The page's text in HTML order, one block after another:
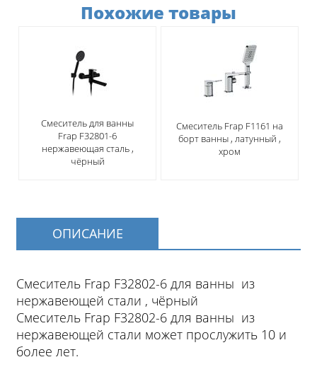
Похожие товары
Смеситель для ванны
Frap F32801-6
нержавеющая сталь ,
чёрный
Смеситель Frap F1161 на
борт ванны , латунный ,
хром
ОПИСАНИЕ
Смеситель Frap F32802-6 для ванны из
нержавеющей стали , чёрный
Смеситель Frap F32802-6 для ванны из
нержавеющей стали может прослужить 10 и
более лет.